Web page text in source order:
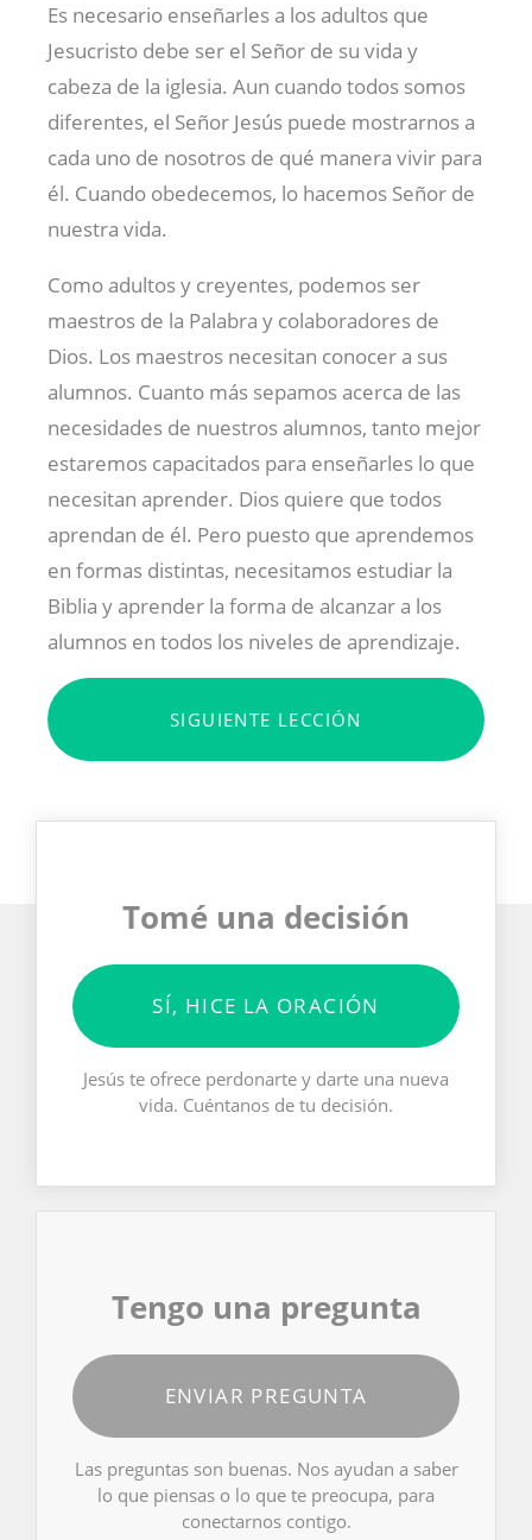
Es necesario enseñarles a los adultos que
Jesucristo debe ser el Señor de su vida y
cabeza de la iglesia. Aun cuando todos somos
diferentes, el Señor Jesús puede mostrarnos a
cada uno de nosotros de qué manera vivir para
él. Cuando obedecemos, lo hacemos Señor de
nuestra vida.
Como adultos y creyentes, podemos ser
maestros de la Palabra y colaboradores de
Dios. Los maestros necesitan conocer a sus
alumnos. Cuanto más sepamos acerca de las
necesidades de nuestros alumnos, tanto mejor
estaremos capacitados para enseñarles lo que
necesitan aprender. Dios quiere que todos
aprendan de él. Pero puesto que aprendemos
en formas distintas, necesitamos estudiar la
Biblia y aprender la forma de alcanzar a los
alumnos en todos los niveles de aprendizaje.
SIGUIENTE LECCIÓN
Tomé una decisión
SÍ, HICE LA ORACIÓN
Jesús te ofrece perdonarte y darte una nueva
vida. Cuéntanos de tu decisión.
Tengo una pregunta
ENVIAR PREGUNTA
Las preguntas son buenas. Nos ayudan a saber
lo que piensas o lo que te preocupa, para
conectarnos contigo.